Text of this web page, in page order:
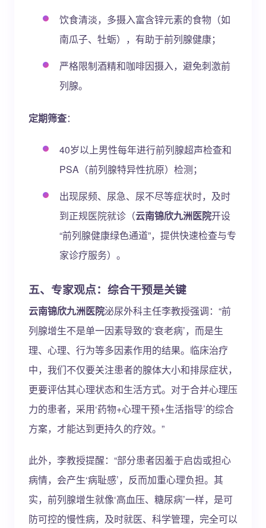
饮食清淡，多摄入富含锌元素的食物（如
南瓜子、牡蛎），有助于前列腺健康；
严格限制酒精和咖啡因摄入，避免刺激前
列腺。
定期筛查：
40岁以上男性每年进行前列腺超声检查和
PSA（前列腺特异性抗原）检测；
出现尿频、尿急、尿不尽等症状时，及时
到正规医院就诊（云南锦欣九洲医院开设
“前列腺健康绿色通道”，提供快速检查与专
家诊疗服务）。
五、专家观点：综合干预是关键
云南锦欣九洲医院泌尿外科主任李教授强调：“前
列腺增生不是单一因素导致的‘衰老病’，而是生
理、心理、行为等多因素作用的结果。临床治疗
中，我们不仅要关注患者的腺体大小和排尿症状，
更要评估其心理状态和生活方式。对于合并心理压
力的患者，采用‘药物+心理干预+生活指导’的综合
方案，才能达到更持久的疗效。”
此外，李教授提醒：“部分患者因羞于启齿或担心
病情，会产生‘病耻感’，反而加重心理负担。其
实，前列腺增生就像‘高血压、糖尿病’一样，是可
防可控的慢性病，及时就医、科学管理，完全可以